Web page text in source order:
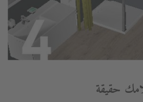
حقيقة